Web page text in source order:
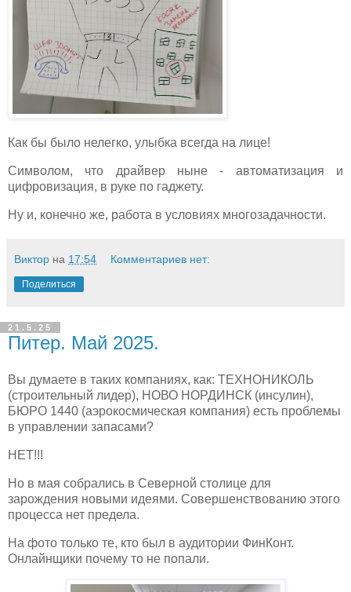
Как бы было нелегко, улыбка всегда на лице!
Символом, что драйвер ныне - автоматизация и
цифровизация, в руке по гаджету.
Ну и, конечно же, работа в условиях многозадачности.
Виктор на 17:54 Комментариев нет:
Поделиться
21.5.25
Питер. Май 2025.
Вы думаете в таких компаниях, как: ТЕХНОНИКОЛЬ
(строительный лидер), НОВО НОРДИНСК (инсулин),
БЮРО 1440 (аэрокосмическая компания) есть проблемы
в управлении запасами?
НЕТ!!!
Но в мая собрались в Северной столице для
зарождения новыми идеями. Совершенствованию этого
процесса нет предела.
На фото только те, кто был в аудитории ФинКонт.
Онлайнщики почему то не попали.